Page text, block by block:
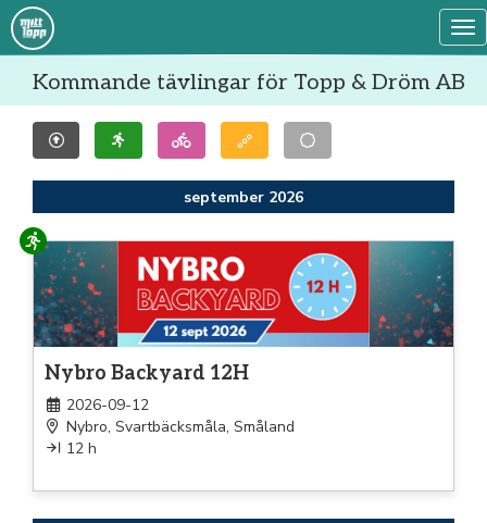
Kommande tävlingar för Topp & Dröm AB
september 2026
Löpning
Nybro Backyard 12H
2026-09-12
Nybro, Svartbäcksmåla, Småland
12 h